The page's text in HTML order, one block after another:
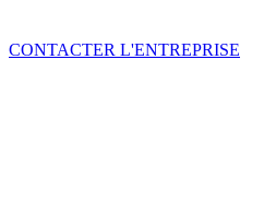
CONTACTER L'ENTREPRISE